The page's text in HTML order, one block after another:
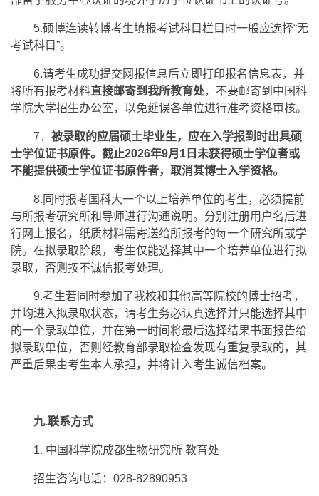
5.硕博连读转博考生填报考试科目栏目时一般应选择“无
考试科目”。
6.请考生成功提交网报信息后立即打印报名信息表，并
将所有报考材料直接邮寄到我所教育处，不要邮寄到中国科
学院大学招生办公室，以免延误各单位进行准考资格审核。
7． 被录取的应届硕士毕业生，应在入学报到时出具硕
士学位证书原件。截止2026年9月1日未获得硕士学位者或
不能提供硕士学位证书原件者，取消其博士入学资格。
8.同时报考国科大一个以上培养单位的考生，必须提前
与所报考研究所和导师进行沟通说明。分别注册用户名后进
行网上报名，纸质材料需寄送给所报考的每一个研究所或学
院。在拟录取阶段，考生仅能选择其中一个培养单位进行拟
录取，否则按不诚信报考处理。
9.考生若同时参加了我校和其他高等院校的博士招考，
并均进入拟录取状态，请考生务必认真选择并只能选择其中
的一个录取单位，并在第一时间将最后选择结果书面报告给
拟录取单位，否则经教育部录取检查发现有重复录取的，其
严重后果由考生本人承担，并将计入考生诚信档案。
九.联系方式
1. 中国科学院成都生物研究所 教育处
招生咨询电话：028-82890953